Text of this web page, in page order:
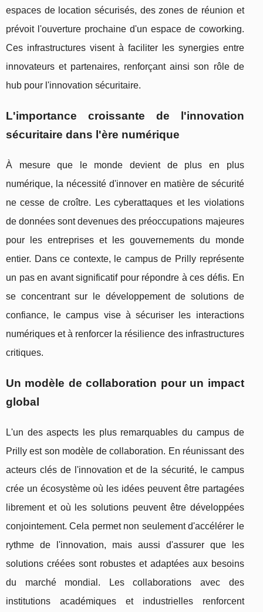
espaces de location sécurisés, des zones de réunion et
prévoit l'ouverture prochaine d'un espace de coworking.
Ces infrastructures visent à faciliter les synergies entre
innovateurs et partenaires, renforçant ainsi son rôle de
hub pour l'innovation sécuritaire.
L'importance croissante de l'innovation
sécuritaire dans l'ère numérique
À mesure que le monde devient de plus en plus
numérique, la nécessité d'innover en matière de sécurité
ne cesse de croître. Les cyberattaques et les violations
de données sont devenues des préoccupations majeures
pour les entreprises et les gouvernements du monde
entier. Dans ce contexte, le campus de Prilly représente
un pas en avant significatif pour répondre à ces défis. En
se concentrant sur le développement de solutions de
confiance, le campus vise à sécuriser les interactions
numériques et à renforcer la résilience des infrastructures
critiques.
Un modèle de collaboration pour un impact
global
L'un des aspects les plus remarquables du campus de
Prilly est son modèle de collaboration. En réunissant des
acteurs clés de l'innovation et de la sécurité, le campus
crée un écosystème où les idées peuvent être partagées
librement et où les solutions peuvent être développées
conjointement. Cela permet non seulement d'accélérer le
rythme de l'innovation, mais aussi d'assurer que les
solutions créées sont robustes et adaptées aux besoins
du marché mondial. Les collaborations avec des
institutions académiques et industrielles renforcent